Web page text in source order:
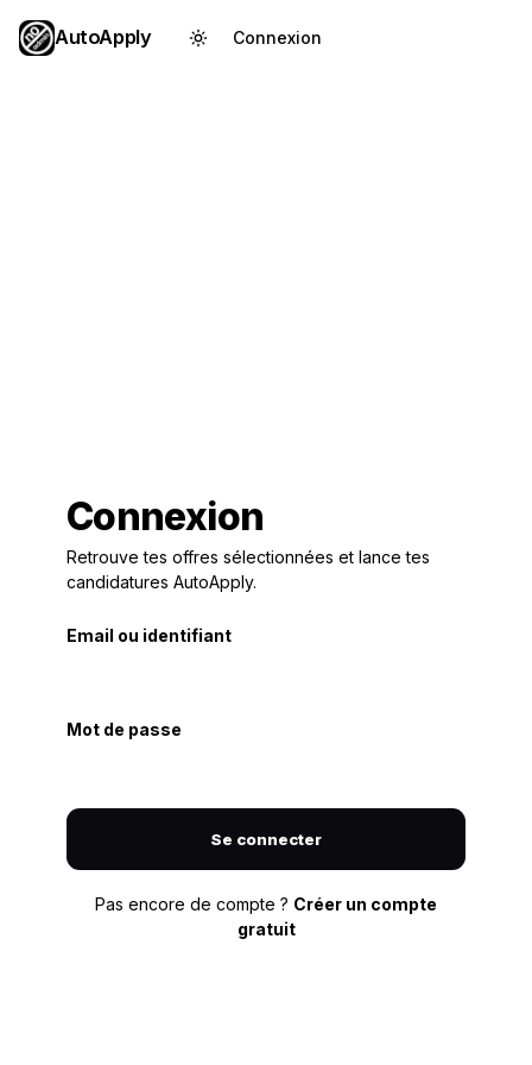
AutoApply Connexion
Connexion
Retrouve tes offres sélectionnées et lance tes
candidatures AutoApply.
Email ou identifiant
Mot de passe
Se connecter
Pas encore de compte ? Créer un compte
gratuit